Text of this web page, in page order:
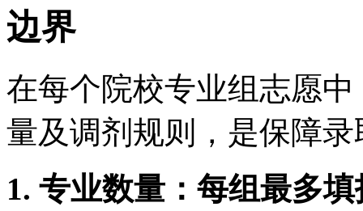
边界
在每个院校专业组志愿
量及调剂规则，是保障
1. 专业数量：每组最多